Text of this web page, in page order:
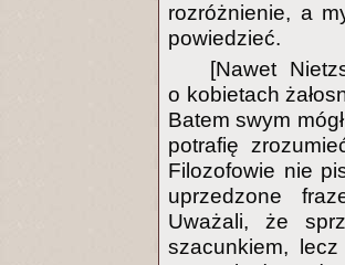
rozróżnienie, a
powiedzieć.
[Nawet
o kobietach
Batem swym
potrafię
Filozofowie nie
uprzedzone
Uważali, że
szacunkiem,